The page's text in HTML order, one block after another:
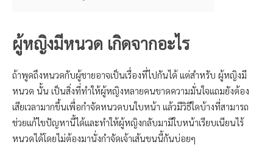
ผู้หญิงมีหนวด เกิดจากอะไร
ถ้าพูดถึงหนวดกับผู้ชายอาจเป็นเรื่องที่ไปกันได้ แต่สำหรับ ผู้หญิงมี
หนวด นั้น เป็นสิ่งที่ทำให้ผู้หญิงหลายคนขาดความมั่นใจแถมยังต้อง
เสียเวลามากขึ้นเพื่อกำจัดหนวดบนใบหน้า แล้วมีวิธีใดบ้างที่สามารถ
ช่วยแก้ไขปัญหานี้ได้และทำให้ผู้หญิงกลับมามีใบหน้าเรียบเนียนไร้
หนวดได้โดยไม่ต้องมานั่งกำจัดเจ้าเส้นขนนี้กันบ่อยๆ